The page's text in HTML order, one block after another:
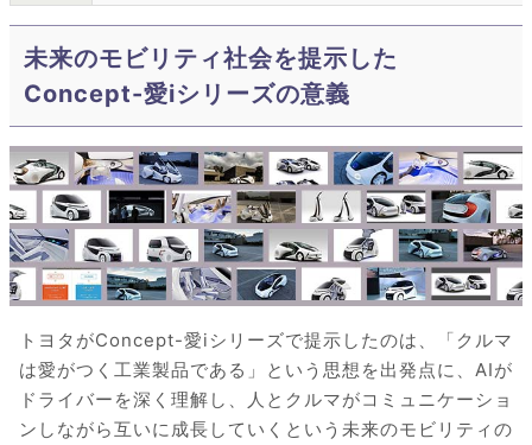
未来のモビリティ社会を提示した
Concept-愛iシリーズの意義
トヨタがConcept-愛iシリーズで提示したのは、「クルマ
は愛がつく工業製品である」という思想を出発点に、AIが
ドライバーを深く理解し、人とクルマがコミュニケーショ
ンしながら互いに成長していくという未来のモビリティの